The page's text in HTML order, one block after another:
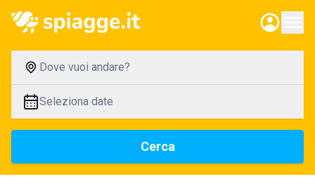
Dove vuoi andare?
Seleziona date
Cerca